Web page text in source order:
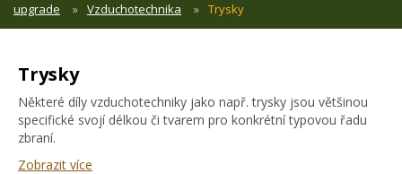
upgrade
Vzduchotechnika Trysky
Trysky
Některé díly vzduchotechniky jako např. trysky jsou většinou
specifické svojí délkou či tvarem pro konkrétní typovou řadu
zbraní.
Zobrazit více